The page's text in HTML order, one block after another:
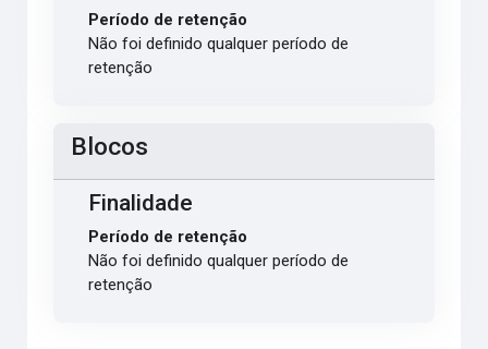
Período de retenção
Não foi definido qualquer período de
retenção
Blocos
Finalidade
Período de retenção
Não foi definido qualquer período de
retenção